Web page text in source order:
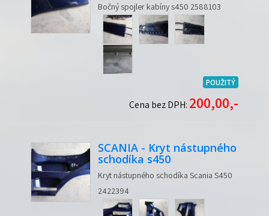
Bočný spojler kabíny s450 2588103
POUŽITÝ
Cena bez DPH: 200,00,-
SCANIA - Kryt nástupného
schodíka s450
Kryt nástupného schodíka Scania S450
2422394